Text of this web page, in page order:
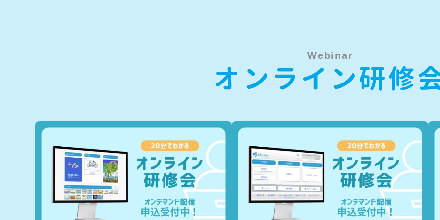
Webinar
オンライン研修